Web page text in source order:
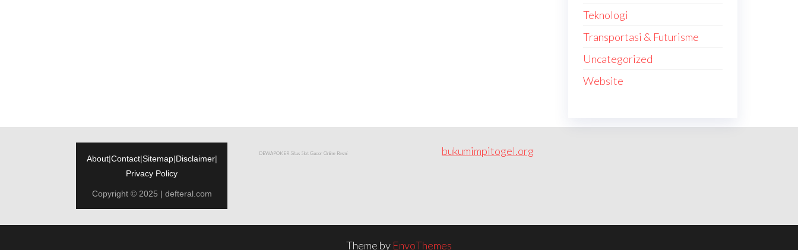
Teknologi
Transportasi & Futurisme
Uncategorized
Website
About|Contact|Sitemap|Disclaimer|
Privacy Policy
Copyright © 2025 | defteral.com
DEWAPOKER Situs Slot Gacor Online Resmi bukumimpitogel.org
Theme by EnvoThemes